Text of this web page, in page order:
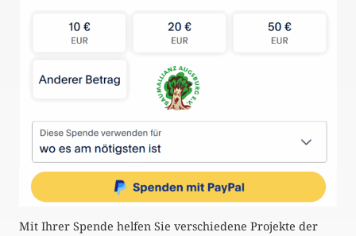
Mit Ihrer Spende helfen Sie verschiedene Projekte der